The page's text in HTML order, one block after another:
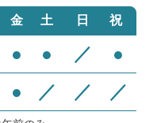
てでした（とても有り難か
ったです）が、強くすると腰
電気が流れて来るので、筋肉
が起きる位と言われた数値
にまでしか上げられませんで
たが、それでも体感的には
金 土 日 祝
● ● ／ ●
● ／ ／ ／